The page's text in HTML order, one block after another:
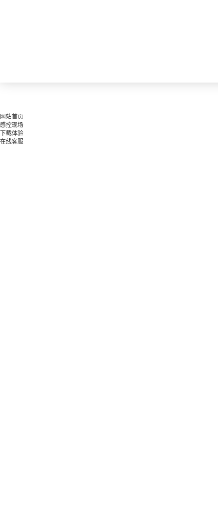
网站首页
感控现场
下载体验
在线客服